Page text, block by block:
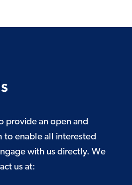
provide an open and
to enable all interested
with us directly. We
us at: